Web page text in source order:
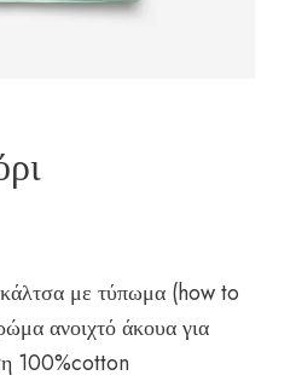
με τύπωμα (how to
ανοιχτό άκουα για
100%cotton